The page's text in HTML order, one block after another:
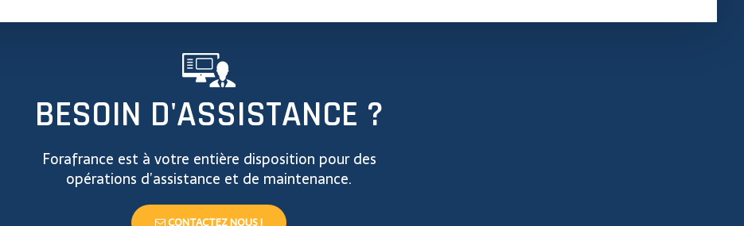
BESOIN D'ASSISTANCE ?
Forafrance est à votre entière disposition pour des
opérations d’assistance et de maintenance.
CONTACTEZ NOUS !